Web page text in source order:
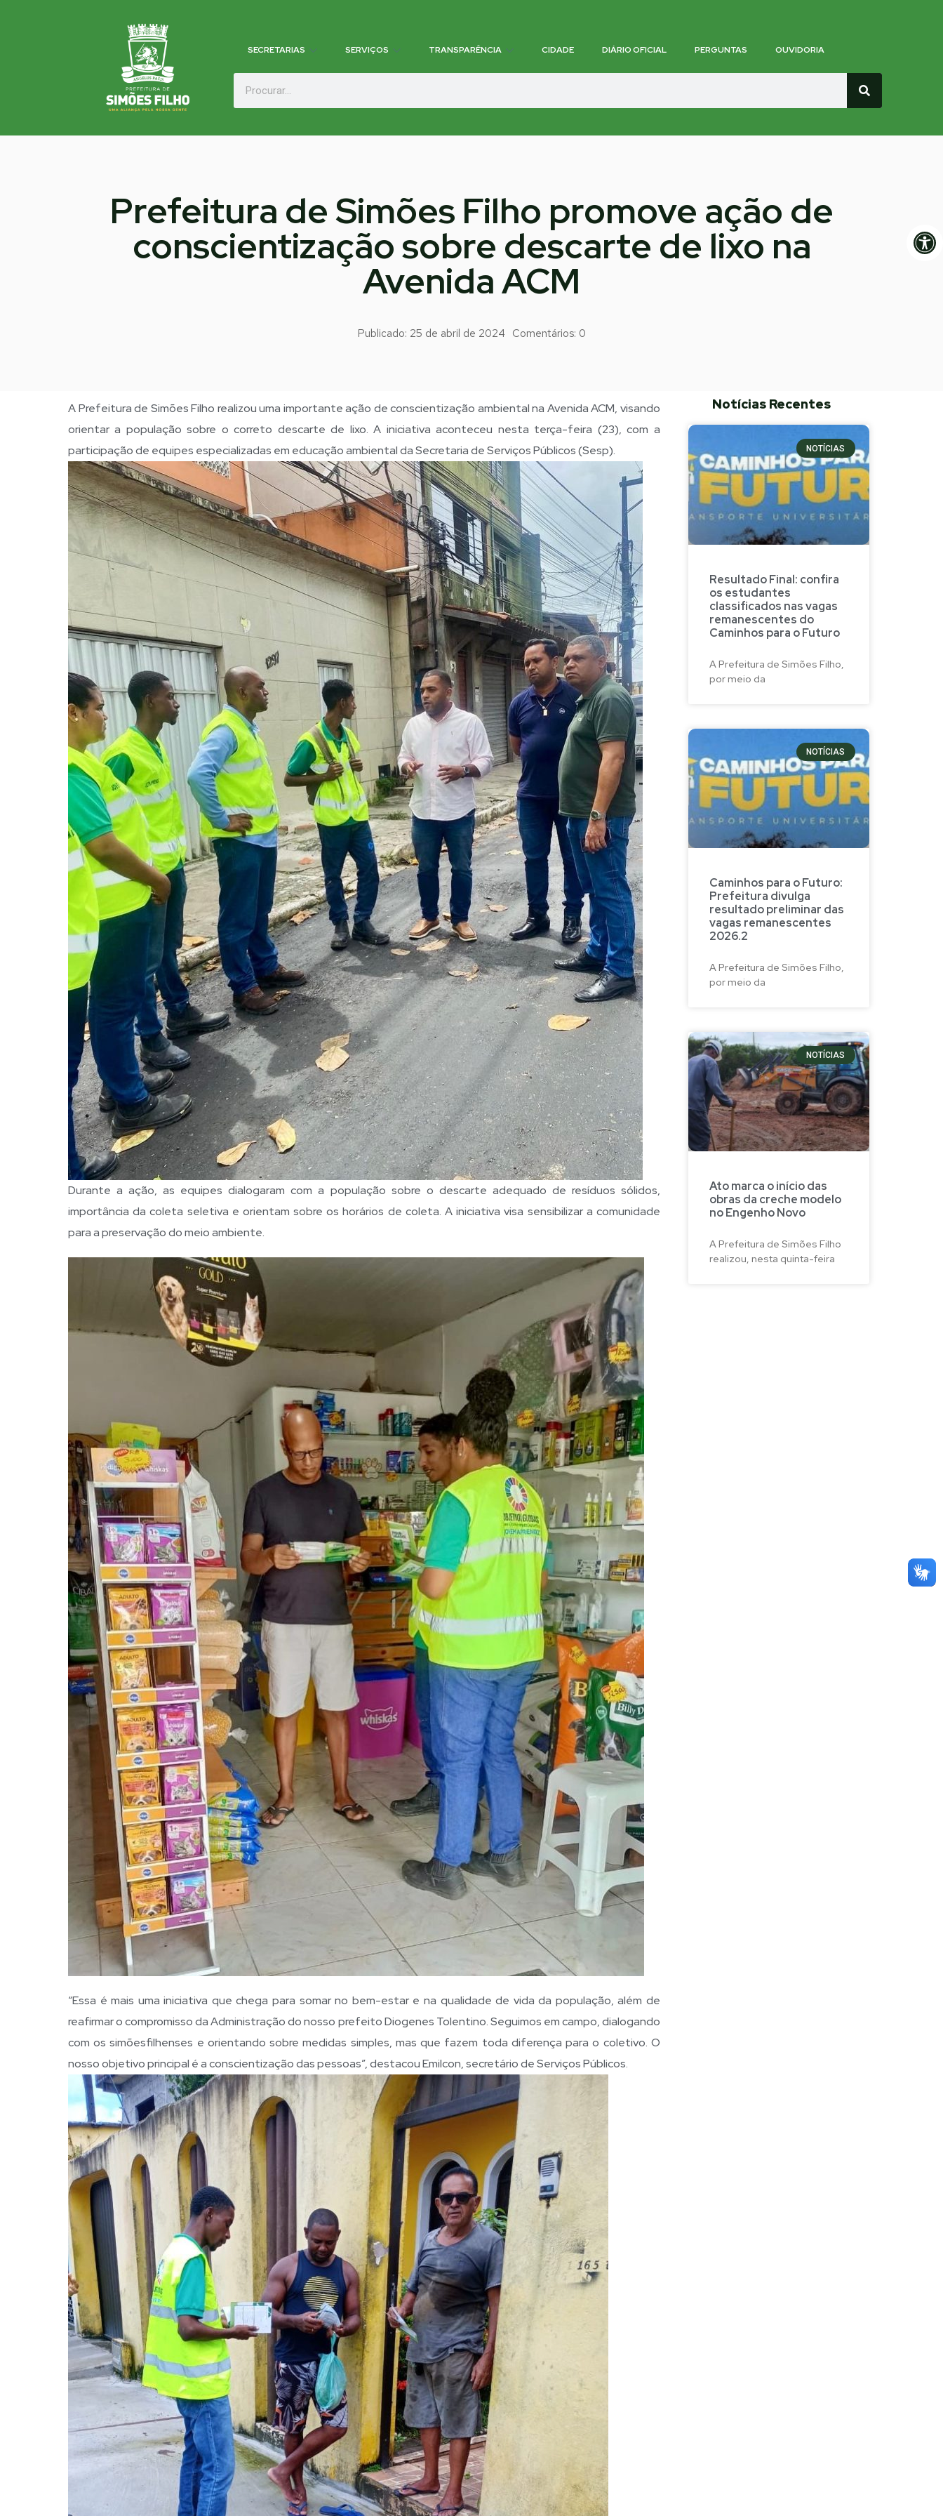
SECRETARIAS SERVIÇOS TRANSPARÊNCIA CIDADE DIÁRIO OFICIAL PERGUNTAS OUVIDORIA
Prefeitura de Simões Filho promove ação de
conscientização sobre descarte de lixo na
Avenida ACM
Publicado: 25 de abril de 2024 Comentários: 0
A Prefeitura de Simões Filho realizou uma importante ação de conscientização ambiental na Avenida ACM, visando
orientar a população sobre o correto descarte de lixo. A iniciativa aconteceu nesta terça-feira (23), com a
participação de equipes especializadas em educação ambiental da Secretaria de Serviços Públicos (Sesp).
Durante a ação, as equipes dialogaram com a população sobre o descarte adequado de resíduos sólidos,
importância da coleta seletiva e orientam sobre os horários de coleta. A iniciativa visa sensibilizar a comunidade
para a preservação do meio ambiente.
“Essa é mais uma iniciativa que chega para somar no bem-estar e na qualidade de vida da população, além de
reafirmar o compromisso da Administração do nosso prefeito Diogenes Tolentino. Seguimos em campo, dialogando
com os simõesfilhenses e orientando sobre medidas simples, mas que fazem toda diferença para o coletivo. O
nosso objetivo principal é a conscientização das pessoas”, destacou Emilcon, secretário de Serviços Públicos.
Notícias Recentes
NOTÍCIAS
Resultado Final: confira
os estudantes
classificados nas vagas
remanescentes do
Caminhos para o Futuro
A Prefeitura de Simões Filho,
por meio da
NOTÍCIAS
Caminhos para o Futuro:
Prefeitura divulga
resultado preliminar das
vagas remanescentes
2026.2
A Prefeitura de Simões Filho,
por meio da
NOTÍCIAS
Ato marca o início das
obras da creche modelo
no Engenho Novo
A Prefeitura de Simões Filho
realizou, nesta quinta-feira